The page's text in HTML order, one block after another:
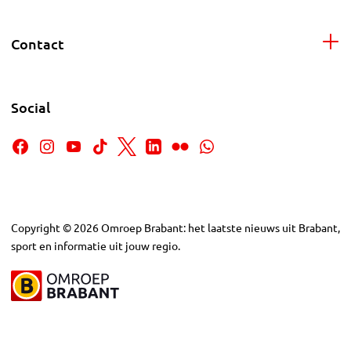
Contact
Social
Copyright © 2026Omroep Brabant: het laatste nieuws uit Brabant,
sport en informatie uit jouw regio.